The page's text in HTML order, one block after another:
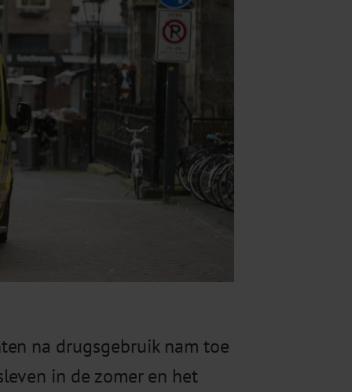
na drugsgebruik nam toe
in de zomer en het